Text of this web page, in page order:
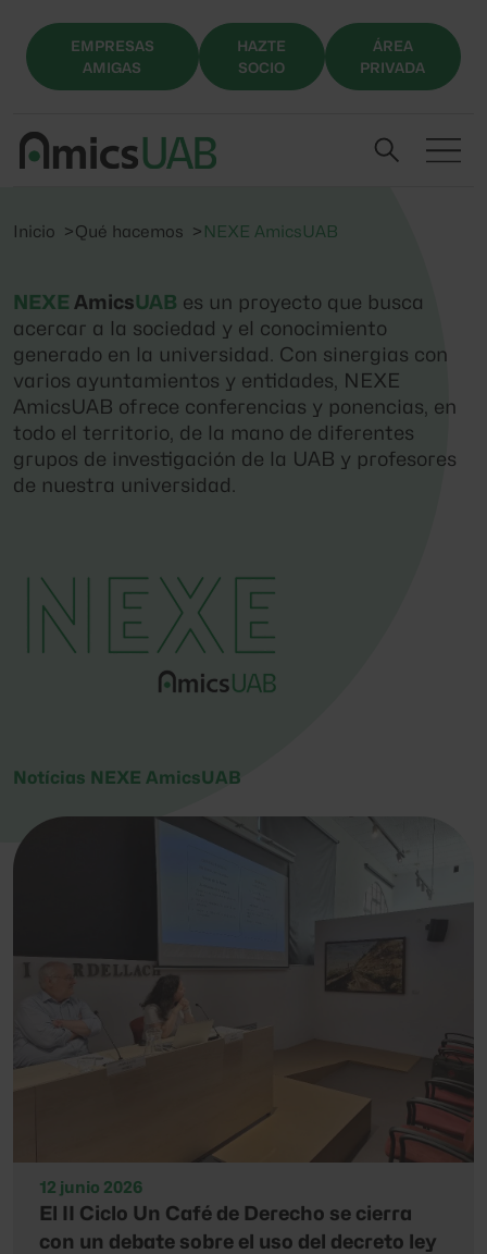
EMPRESAS
AMIGAS
HAZTE
SOCIO
ÁREA
PRIVADA
Inicio Qué hacemos NEXE AmicsUAB
NEXE AmicsUAB es un proyecto que busca
acercar a la sociedad y el conocimiento
generado en la universidad. Con sinergias con
varios ayuntamientos y entidades, NEXE
AmicsUAB ofrece conferencias y ponencias, en
todo el territorio, de la mano de diferentes
grupos de investigación de la UAB y profesores
de nuestra universidad.
Notícias NEXE AmicsUAB
12 junio 2026
El II Ciclo Un Café de Derecho se cierra
con un debate sobre el uso del decreto ley